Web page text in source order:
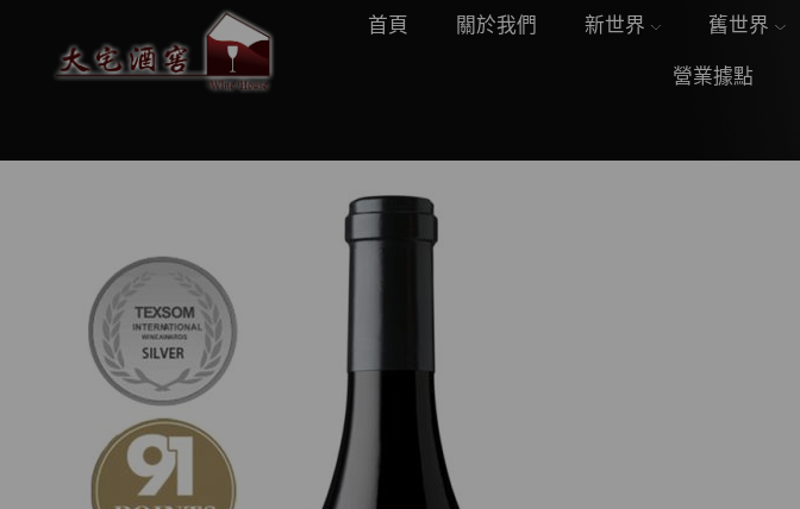
首頁 關於我們 新世界 舊世界
營業據點